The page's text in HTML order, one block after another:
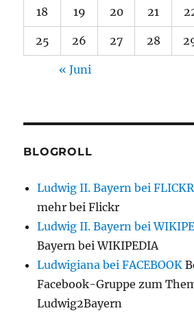
18 19 20 21
25 26 27 28
« Juni
BLOGROLL
Ludwig II. Bayern bei FLICKR
mehr bei Flickr
Ludwig II. Bayern bei
Bayern bei WIKIPEDIA
Ludwigiana bei FACEBOOK
Facebook-Gruppe zum
Ludwig2Bayern